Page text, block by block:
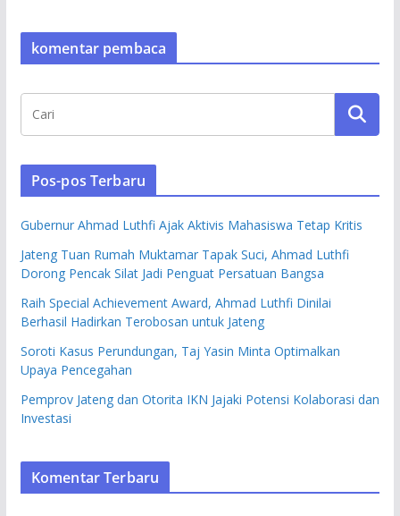
komentar pembaca
Pos-pos Terbaru
Gubernur Ahmad Luthfi Ajak Aktivis Mahasiswa Tetap Kritis
Jateng Tuan Rumah Muktamar Tapak Suci, Ahmad Luthfi
Dorong Pencak Silat Jadi Penguat Persatuan Bangsa
Raih Special Achievement Award, Ahmad Luthfi Dinilai
Berhasil Hadirkan Terobosan untuk Jateng
Soroti Kasus Perundungan, Taj Yasin Minta Optimalkan
Upaya Pencegahan
Pemprov Jateng dan Otorita IKN Jajaki Potensi Kolaborasi dan
Investasi
Komentar Terbaru